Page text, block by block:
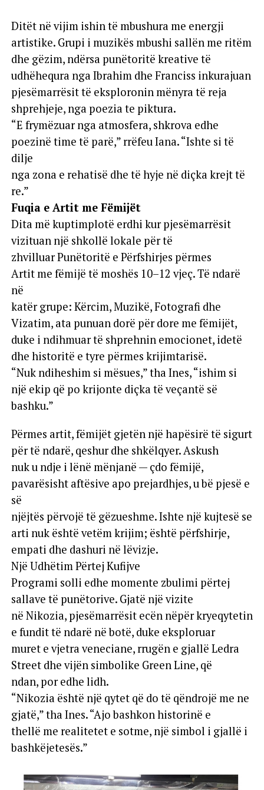
Ditët në vijim ishin të mbushura me energji
artistike. Grupi i muzikës mbushi sallën me ritëm
dhe gëzim, ndërsa punëtoritë kreative të
udhëhequra nga Ibrahim dhe Franciss inkurajuan
pjesëmarrësit të eksploronin mënyra të reja
shprehjeje, nga poezia te piktura.
“E frymëzuar nga atmosfera, shkrova edhe
poezinë time të parë,” rrëfeu Iana. “Ishte si të
dilje
nga zona e rehatisë dhe të hyje në diçka krejt të
re.”
Fuqia e Artit me Fëmijët
Dita më kuptimplotë erdhi kur pjesëmarrësit
vizituan një shkollë lokale për të
zhvilluar Punëtoritë e Përfshirjes përmes
Artit me fëmijë të moshës 10–12 vjeç. Të ndarë
në
katër grupe: Kërcim, Muzikë, Fotografi dhe
Vizatim, ata punuan dorë për dore me fëmijët,
duke i ndihmuar të shprehnin emocionet, idetë
dhe historitë e tyre përmes krijimtarisë.
“Nuk ndiheshim si mësues,” tha Ines, “ishim si
një ekip që po krijonte diçka të veçantë së
bashku.”
Përmes artit, fëmijët gjetën një hapësirë të sigurt
për të ndarë, qeshur dhe shkëlqyer. Askush
nuk u ndje i lënë mënjanë — çdo fëmijë,
pavarësisht aftësive apo prejardhjes, u bë pjesë e
së
njëjtës përvojë të gëzueshme. Ishte një kujtesë se
arti nuk është vetëm krijim; është përfshirje,
empati dhe dashuri në lëvizje.
Një Udhëtim Përtej Kufijve
Programi solli edhe momente zbulimi përtej
sallave të punëtorive. Gjatë një vizite
në Nikozia, pjesëmarrësit ecën nëpër kryeqytetin
e fundit të ndarë në botë, duke eksploruar
muret e vjetra veneciane, rrugën e gjallë Ledra
Street dhe vijën simbolike Green Line, që
ndan, por edhe lidh.
“Nikozia është një qytet që do të qëndrojë me ne
gjatë,” tha Ines. “Ajo bashkon historinë e
thellë me realitetet e sotme, një simbol i gjallë i
bashkëjetesës.”